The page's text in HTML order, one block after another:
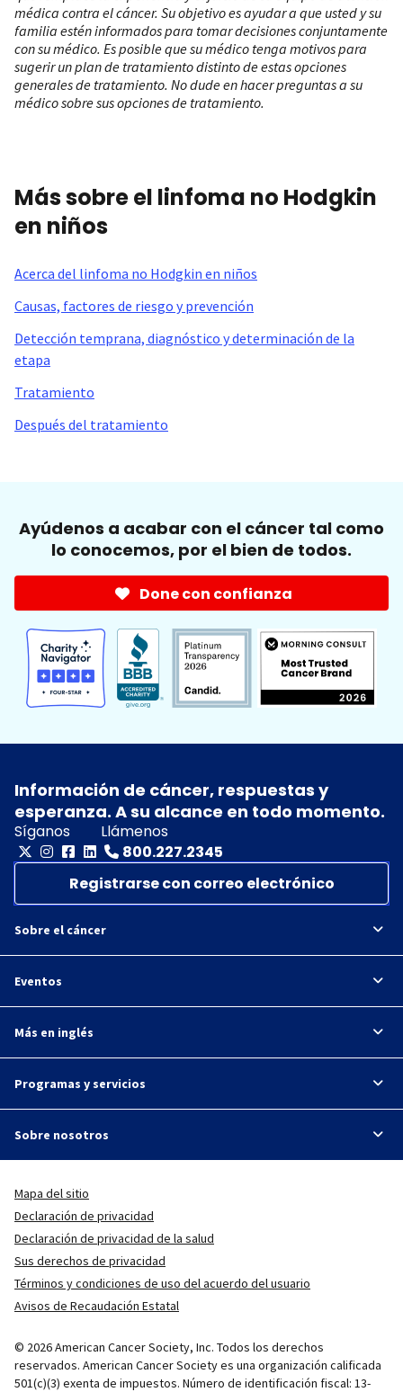
médica contra el cáncer. Su objetivo es ayudar a que usted y su
familia estén informados para tomar decisiones conjuntamente
con su médico. Es posible que su médico tenga motivos para
sugerir un plan de tratamiento distinto de estas opciones
generales de tratamiento. No dude en hacer preguntas a su
médico sobre sus opciones de tratamiento.
Más sobre el linfoma no Hodgkin
en niños
Acerca del linfoma no Hodgkin en niños
Causas, factores de riesgo y prevención
Detección temprana, diagnóstico y determinación de la
etapa
Tratamiento
Después del tratamiento
Ayúdenos a acabar con el cáncer tal como
lo conocemos, por el bien de todos.
Done con confianza
Información de cáncer, respuestas y
esperanza. A su alcance en todo momento.
Síganos
Llámenos
800.227.2345
Registrarse con correo electrónico
Sobre el cáncer
Eventos
Más en inglés
Programas y servicios
Sobre nosotros
Mapa del sitio
Declaración de privacidad
Declaración de privacidad de la salud
Sus derechos de privacidad
Términos y condiciones de uso del acuerdo del usuario
Avisos de Recaudación Estatal
© 2026 American Cancer Society, Inc. Todos los derechos
reservados. American Cancer Society es una organización calificada
501(c)(3) exenta de impuestos. Número de identificación fiscal: 13-